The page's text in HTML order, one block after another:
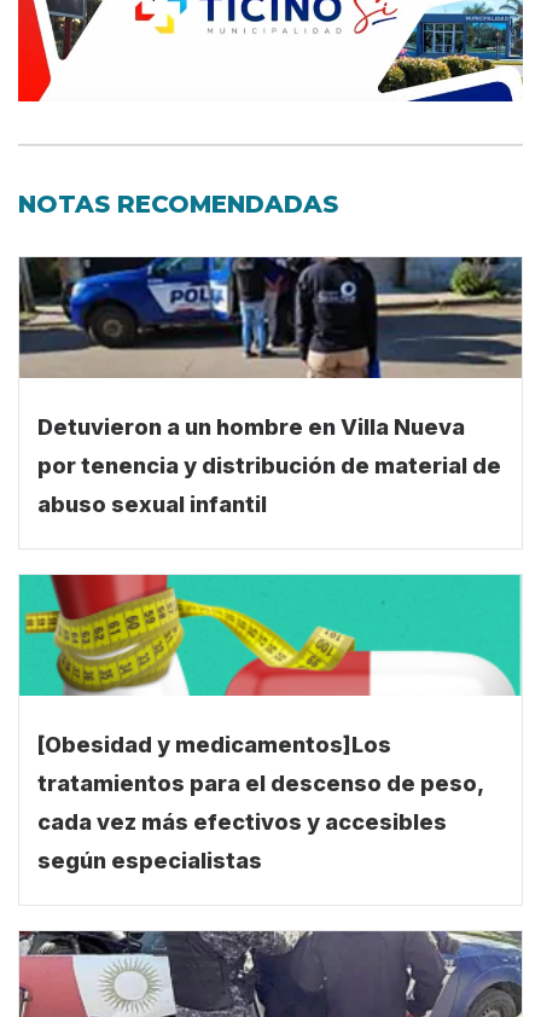
NOTAS RECOMENDADAS
Detuvieron a un hombre en Villa Nueva
por tenencia y distribución de material de
abuso sexual infantil
[Obesidad y medicamentos]Los
tratamientos para el descenso de peso,
cada vez más efectivos y accesibles
según especialistas